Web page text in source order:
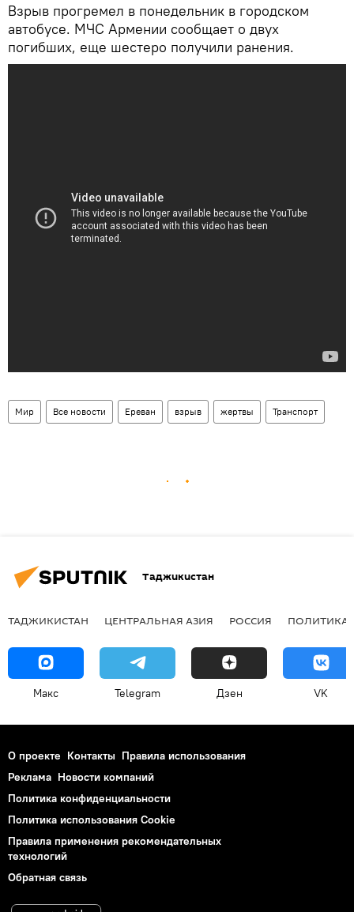
Взрыв прогремел в понедельник в городском
автобусе. МЧС Армении сообщает о двух
погибших, еще шестеро получили ранения.
Мир Все новости Ереван взрыв жертвы Транспорт
Таджикистан
ТАДЖИКИСТАН ЦЕНТРАЛЬНАЯ АЗИЯ РОССИЯ ПОЛИТИКА
Макс Telegram Дзен VK
О проекте Контакты Правила использования
Реклама Новости компаний
Политика конфиденциальности
Политика использования Cookie
Правила применения рекомендательных
технологий
Обратная связь